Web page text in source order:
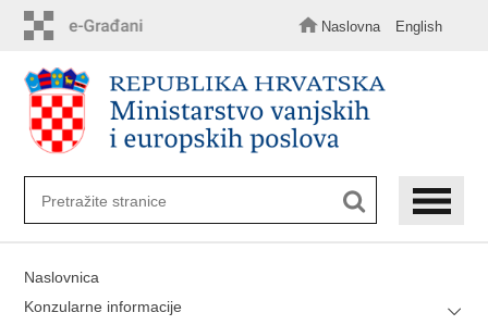
sadržaj
Naslovna English
Naslovnica
Konzularne informacije